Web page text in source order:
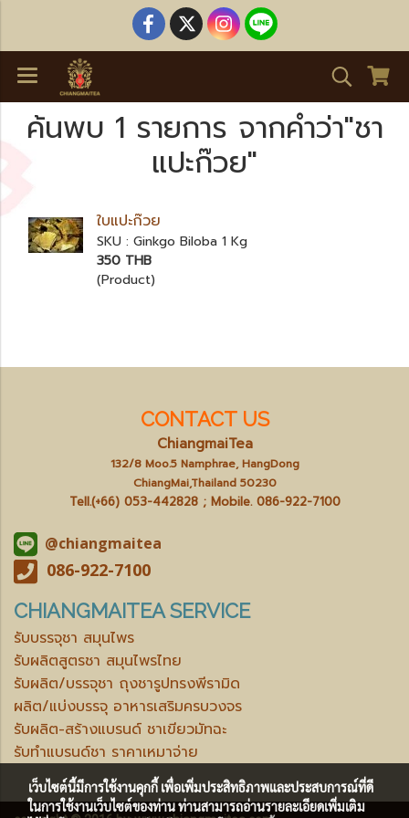
ค้นพบ 1 รายการ จากคำว่า"ชา
แปะก๊วย"
ใบแปะก๊วย
SKU : Ginkgo Biloba 1 Kg
350 THB
(Product)
CONTACT US
ChiangmaiTea
132/8 Moo.5 Namphrae, HangDong
ChiangMai,Thailand 50230
Tell.(+66) 053-442828 ; Mobile. 086-922-7100
@chiangmaitea
086-922-7100
CHIANGMAITEA SERVICE
รับบรรจุชา สมุนไพร
รับผลิตสูตรชา สมุนไพรไทย
รับผลิต/บรรจุชา ถุงชารูปทรงพีรามิด
ผลิต/แบ่งบรรจุ อาหารเสริมครบวงจร
รับผลิต-สร้างแบรนด์ ชาเขียวมัทฉะ
รับทำแบรนด์ชา ราคาเหมาจ่าย
เว็บไซต์นี้มีการใช้งานคุกกี้ เพื่อเพิ่มประสิทธิภาพและประสบการณ์ที่ดี
ในการใช้งานเว็บไซต์ของท่าน ท่านสามารถอ่านรายละเอียดเพิ่มเติม